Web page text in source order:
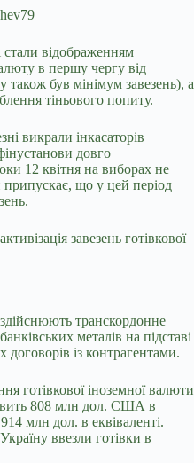
відображенням
в першу чергу від
також був мінімум завезень), а
тіньового попиту.
викрали інкасаторів
довго
12 квітня на виборах не
що у цей період
завезень готівкової
транскордонне
металів на підставі
договорів із контрагентами.
готівкової іноземної валюти
808 млн дол. США в
млн дол. в еквіваленті.
ввезли готівки в